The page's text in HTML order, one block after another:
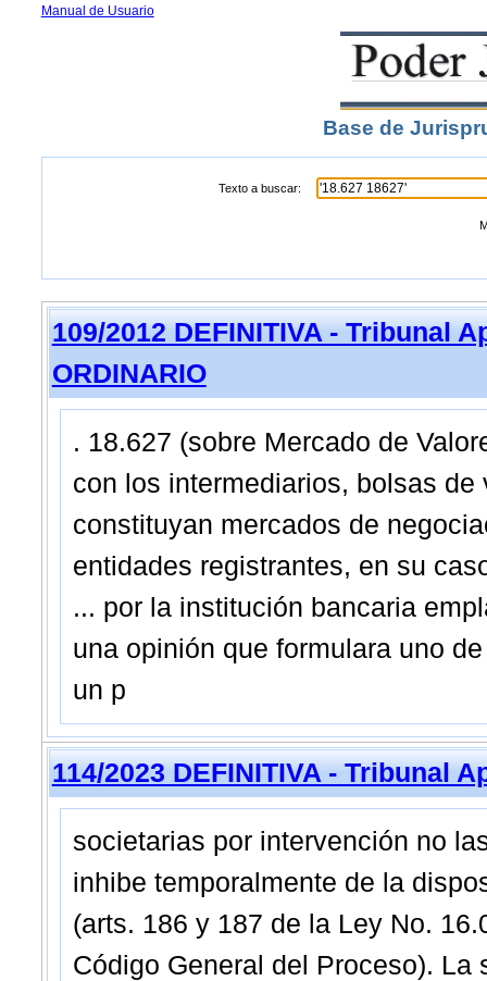
Manual de Usuario
Base de
Texto a buscar:
109/2012 DEFINITIVA - Tribunal
ORDINARIO
. 18.627 (sobre Mercado de
con los intermediarios, bolsas
constituyan mercados de
entidades registrantes, en su
... por la institución bancaria
una opinión que formulara uno
un p
114/2023 DEFINITIVA - Tribunal
societarias por intervención no
inhibe temporalmente de la
(arts. 186 y 187 de la Ley No.
Código General del Proceso).